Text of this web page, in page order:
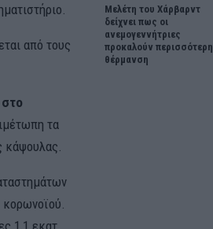
από τους
στο
τα
κάψουλας.
1,1 εκατ.
Μελέτη του Χάρβαρντ
δείχνει πως οι
ανεμογεννήτριες
προκαλούν περισσότερη
θέρμανση